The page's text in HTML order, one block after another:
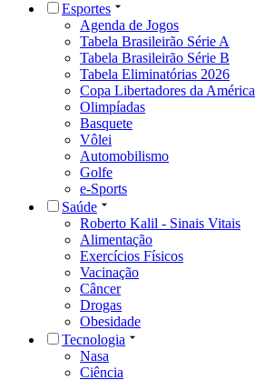
Esportes
Agenda de Jogos
Tabela Brasileirão Série A
Tabela Brasileirão Série B
Tabela Eliminatórias 2026
Copa Libertadores da América
Olimpíadas
Basquete
Vôlei
Automobilismo
Golfe
e-Sports
Saúde
Roberto Kalil - Sinais Vitais
Alimentação
Exercícios Físicos
Vacinação
Câncer
Drogas
Obesidade
Tecnologia
Nasa
Ciência